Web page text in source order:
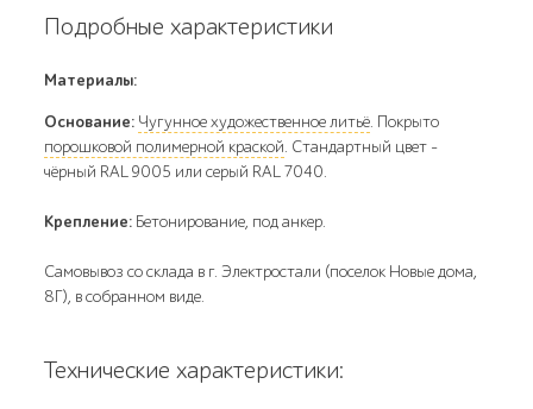
Подробные характеристики
Материалы:
Основание: Чугунное художественное литьё. Покрыто
порошковой полимерной краской. Стандартный цвет –
чёрный RAL 9005 или серый RAL 7040.
Крепление: Бетонирование, под анкер.
Самовывоз со склада в г. Электростали (поселок Новые дома,
8Г), в собранном виде.
Технические характеристики: